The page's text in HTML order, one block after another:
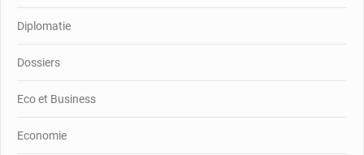
Diplomatie
Dossiers
Eco et Business
Economie